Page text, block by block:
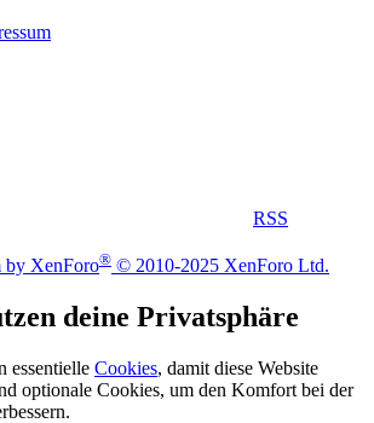
RSS
by XenForo® © 2010-2025 XenForo Ltd.
deine Privatsphäre
essentielle Cookies, damit diese Website
optionale Cookies, um den Komfort bei der